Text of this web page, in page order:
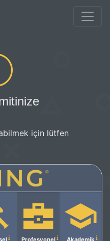
için lütfen
Profesyonel Akademik